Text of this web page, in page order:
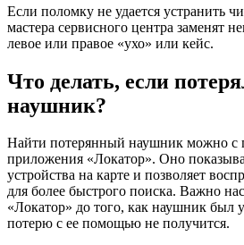
Если поломку не удается устранить
мастера сервисного центра заменят
левое или правое «ухо» или кейс.
Что делать, если
наушник?
Найти потерянный наушник можно
приложения «Локатор». Оно
устройства на карте и позволяет
для более быстрого поиска. Важно
«Локатор» до того, как наушник был
потерю с ее помощью не получится.